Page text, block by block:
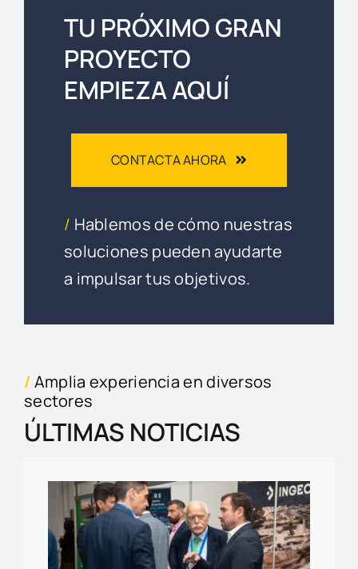
TU PRÓXIMO GRAN
PROYECTO
EMPIEZA AQUÍ
CONTACTA AHORA
/ Hablemos de cómo nuestras
soluciones pueden ayudarte
a impulsar tus objetivos.
/ Amplia experiencia en diversos
sectores
ÚLTIMAS NOTICIAS